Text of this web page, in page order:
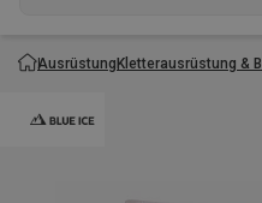
AusrüstungKletterausrüstung &